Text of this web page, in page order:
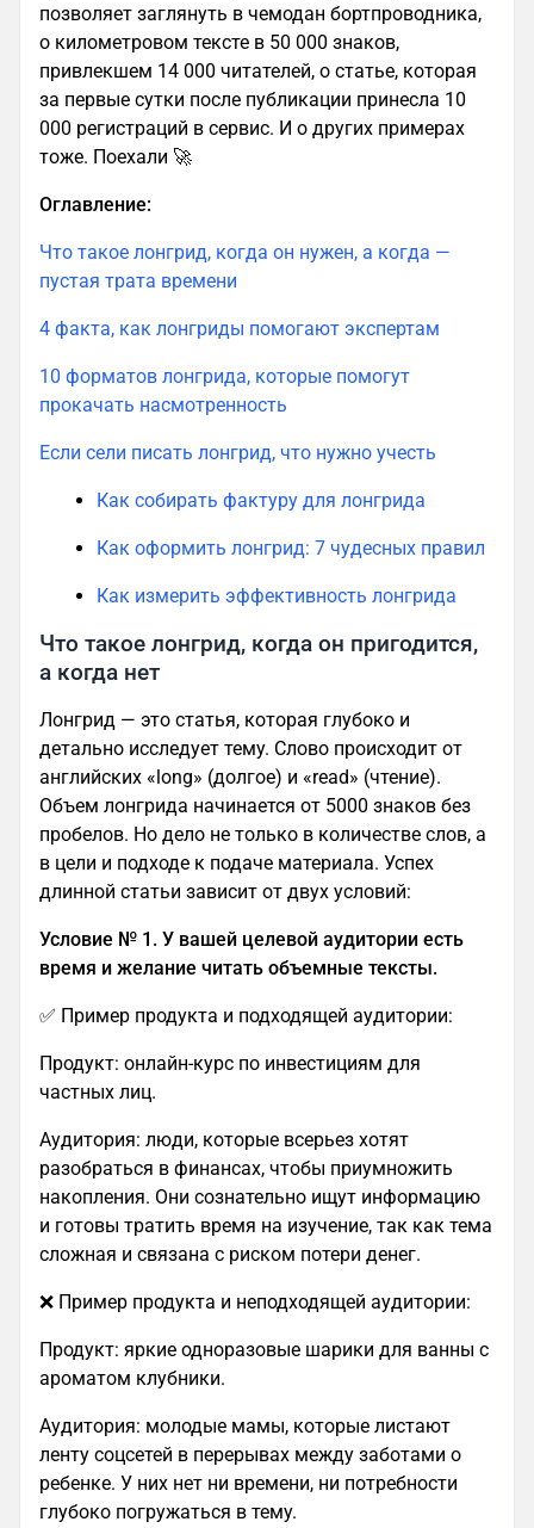
позволяет заглянуть в чемодан бортпроводника,
о километровом тексте в 50 000 знаков,
привлекшем 14 000 читателей, о статье, которая
за первые сутки после публикации принесла 10
000 регистраций в сервис. И о других примерах
тоже. Поехали 🚀
Оглавление:
Что такое лонгрид, когда он нужен, а когда —
пустая трата времени
4 факта, как лонгриды помогают экспертам
10 форматов лонгрида, которые помогут
прокачать насмотренность
Если сели писать лонгрид, что нужно учесть
Как собирать фактуру для лонгрида
Как оформить лонгрид: 7 чудесных правил
Как измерить эффективность лонгрида
Что такое лонгрид, когда он пригодится,
а когда нет
Лонгрид — это статья, которая глубоко и
детально исследует тему. Слово происходит от
английских «long» (долгое) и «read» (чтение).
Объем лонгрида начинается от 5000 знаков без
пробелов. Но дело не только в количестве слов, а
в цели и подходе к подаче материала. Успех
длинной статьи зависит от двух условий:
Условие № 1. У вашей целевой аудитории есть
время и желание читать объемные тексты.
✅ Пример продукта и подходящей аудитории:
Продукт: онлайн-курс по инвестициям для
частных лиц.
Аудитория: люди, которые всерьез хотят
разобраться в финансах, чтобы приумножить
накопления. Они сознательно ищут информацию
и готовы тратить время на изучение, так как тема
сложная и связана с риском потери денег.
❌ Пример продукта и неподходящей аудитории:
Продукт: яркие одноразовые шарики для ванны с
ароматом клубники.
Аудитория: молодые мамы, которые листают
ленту соцсетей в перерывах между заботами о
ребенке. У них нет ни времени, ни потребности
глубоко погружаться в тему.